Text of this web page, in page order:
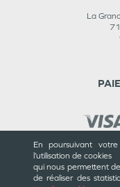
En poursuivant
l’utilisation de cookies
qui nous permettent
de réaliser des
La